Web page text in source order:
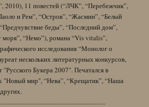
2010), 11 повестей (“ЛЧК”, “Перебежчик”,
и Рем”, “Остров”, “Жасмин”, “Белый
беды”, “Последний дом”,
моря”, “Немо”), романа “Vis vitalis”,
исследования “Монолог о
нескольких литературных конкурсов,
"Русского Букера 2007". Печатался в
"Новый мир", “Нева”, “Крещатик”, “Наша